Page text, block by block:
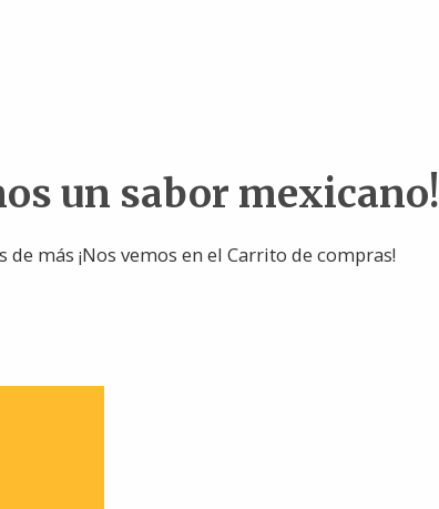
un sabor mexicano!
más ¡Nos vemos en el Carrito de compras!